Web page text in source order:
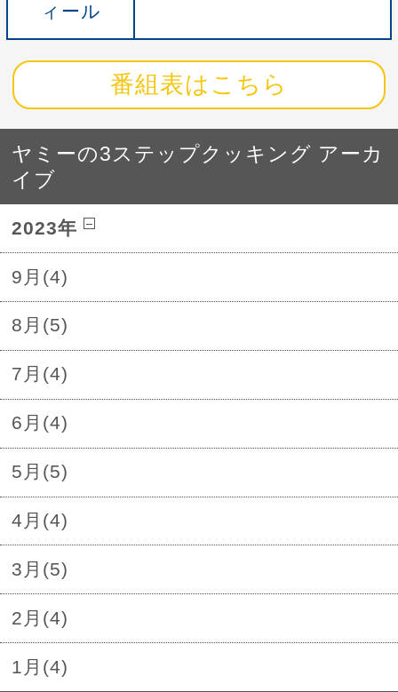
ィール
番組表はこちら
ヤミーの3ステップクッキング アーカ
イブ
2023年
9月(4)
8月(5)
7月(4)
6月(4)
5月(5)
4月(4)
3月(5)
2月(4)
1月(4)